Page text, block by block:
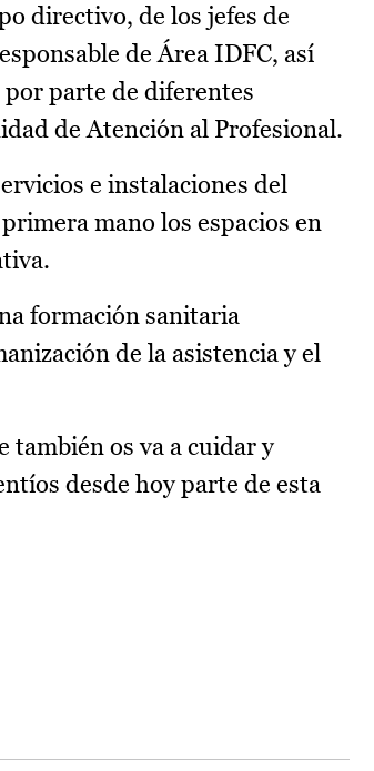
directivo, de los jefes de
de Área IDFC, así
por parte de diferentes
de Atención al Profesional.
e instalaciones del
mano los espacios en
formación sanitaria
de la asistencia y el
también os va a cuidar y
desde hoy parte de esta